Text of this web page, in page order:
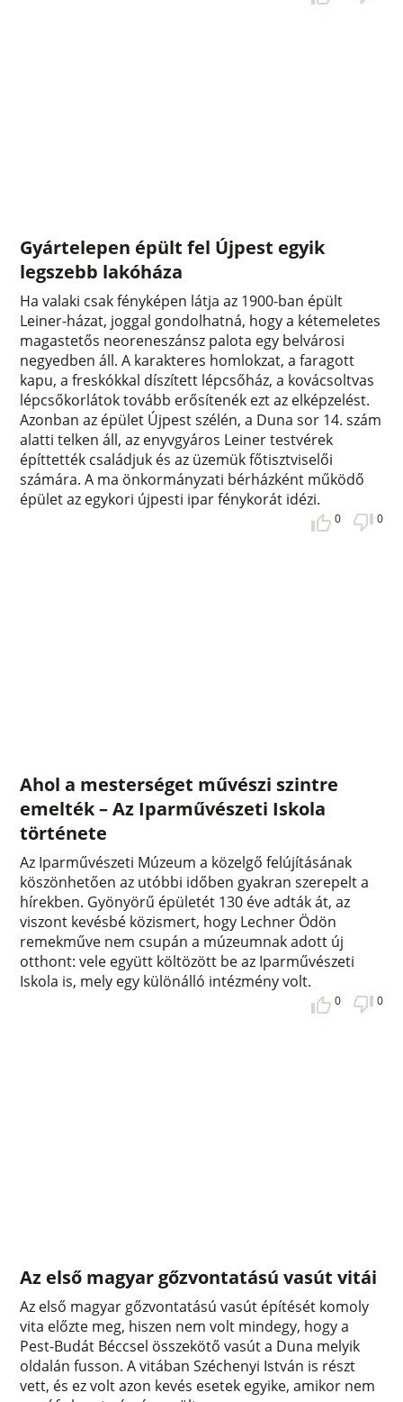
Gyártelepen épült fel Újpest egyik
legszebb lakóháza
Ha valaki csak fényképen látja az 1900-ban épült
Leiner-házat, joggal gondolhatná, hogy a kétemeletes
magastetős neoreneszánsz palota egy belvárosi
negyedben áll. A karakteres homlokzat, a faragott
kapu, a freskókkal díszített lépcsőház, a kovácsoltvas
lépcsőkorlátok tovább erősítenék ezt az elképzelést.
Azonban az épület Újpest szélén, a Duna sor 14. szám
alatti telken áll, az enyvgyáros Leiner testvérek
építtették családjuk és az üzemük főtisztviselői
számára. A ma önkormányzati bérházként működő
épület az egykori újpesti ipar fénykorát idézi.
0 0
Ahol a mesterséget művészi szintre
emelték – Az Iparművészeti Iskola
története
Az Iparművészeti Múzeum a közelgő felújításának
köszönhetően az utóbbi időben gyakran szerepelt a
hírekben. Gyönyörű épületét 130 éve adták át, az
viszont kevésbé közismert, hogy Lechner Ödön
remekműve nem csupán a múzeumnak adott új
otthont: vele együtt költözött be az Iparművészeti
Iskola is, mely egy különálló intézmény volt.
0 0
Az első magyar gőzvontatású vasút vitái
Az első magyar gőzvontatású vasút építését komoly
vita előzte meg, hiszen nem volt mindegy, hogy a
Pest-Budát Béccsel összekötő vasút a Duna melyik
oldalán fusson. A vitában Széchenyi István is részt
vett, és ez volt azon kevés esetek egyike, amikor nem